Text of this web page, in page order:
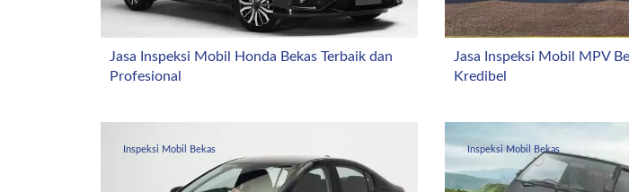
Jasa Inspeksi Mobil Honda Bekas Terbaik dan
Profesional
Jasa Inspeksi Mobil MPV
Kredibel
Inspeksi Mobil Bekas Inspeksi Mobil Bekas